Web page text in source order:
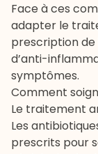
Face à ces
adapter le
prescription de
d’anti-
symptômes.
Comment
Le traitement
Les
prescrits pour